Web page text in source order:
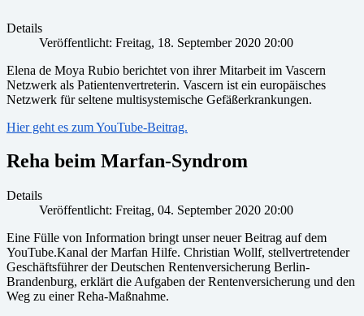
Details
Veröffentlicht: Freitag, 18. September 2020 20:00
Elena de Moya Rubio berichtet von ihrer Mitarbeit im Vascern
Netzwerk als Patientenvertreterin. Vascern ist ein europäisches
Netzwerk für seltene multisystemische Gefäßerkrankungen.
Hier geht es zum YouTube-Beitrag.
Reha beim Marfan-Syndrom
Details
Veröffentlicht: Freitag, 04. September 2020 20:00
Eine Fülle von Information bringt unser neuer Beitrag auf dem
YouTube.Kanal der Marfan Hilfe. Christian Wollf, stellvertretender
Geschäftsführer der Deutschen Rentenversicherung Berlin-
Brandenburg, erklärt die Aufgaben der Rentenversicherung und den
Weg zu einer Reha-Maßnahme.